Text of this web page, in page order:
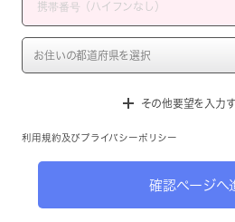
その他要望を入力
利用規約 及び プライバシーポリシー
確認ページへ